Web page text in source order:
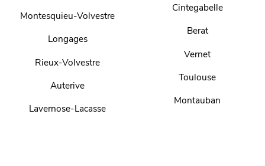
Montesquieu-Volvestre
Longages
Rieux-Volvestre
Auterive
Lavernose-Lacasse
Cintegabelle
Berat
Vernet
Toulouse
Montauban